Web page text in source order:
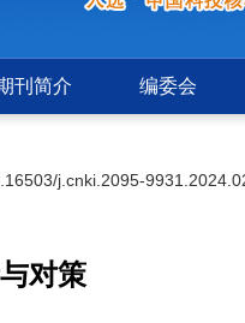
刊简介 编委会
j.cnki.2095-
对策